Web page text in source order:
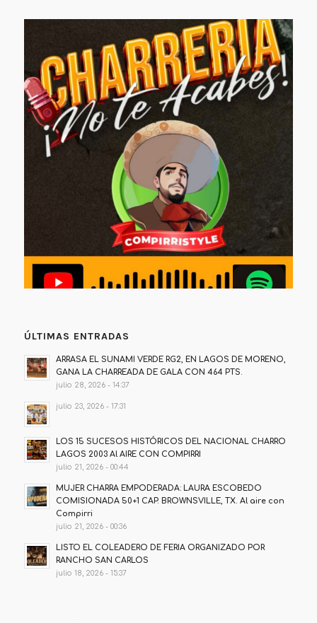
ÚLTIMAS ENTRADAS
ARRASA EL SUNAMI VERDE RG2, EN LAGOS DE MORENO,
GANA LA CHARREADA DE GALA CON 464 PTS.
julio 28, 2026 - 14:37
julio 23, 2026 - 17:31
LOS 15 SUCESOS HISTÓRICOS DEL NACIONAL CHARRO
LAGOS 2003 Al AIRE CON COMPIRRI
julio 21, 2026 - 00:44
MUJER CHARRA EMPODERADA: LAURA ESCOBEDO
COMISIONADA 50+1 CAP. BROWNSVILLE, TX. Al aire con
Compirri
julio 21, 2026 - 00:36
LISTO EL COLEADERO DE FERIA ORGANIZADO POR
RANCHO SAN CARLOS
julio 18, 2026 - 15:37